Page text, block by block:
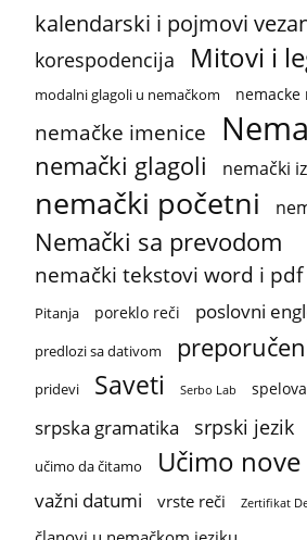
kalendarski i pojmovi
korespodencija Mitovi i
modalni glagoli u nemačkom
nemačke imenice
nemački glagoli nemački
nemački početni
Nemački sa prevodom
nemački tekstovi word i pdf
Pitanja poreklo reči poslovni
predlozi sa dativom
pridevi Saveti Serbo Lab
srpska gramatika srpski jezik
učimo da čitamo Učimo nove
važni datumi vrste reči Zertifikat